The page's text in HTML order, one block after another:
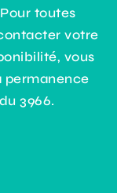
toutes
votre
vous
permanence
3966.